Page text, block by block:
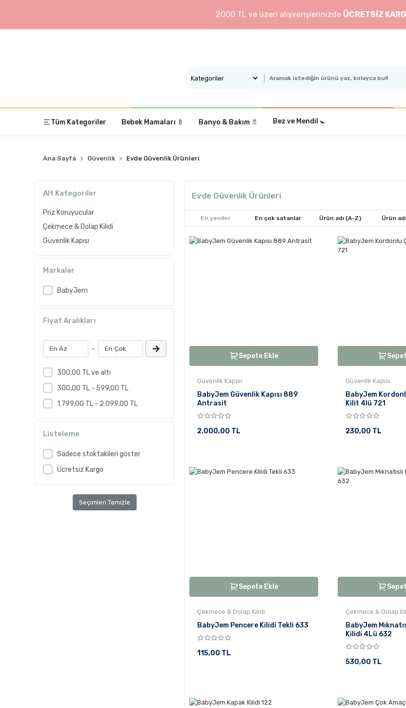
2000 TL ve üzeri alışverişlerinizde ÜCRETSİZ
Tüm Kategoriler Bebek Mamaları 🍼 Banyo & Bakım ️🚿 Bez ve Mendil 🚼
Ana Sayfa Güvenlik Evde Güvenlik Ürünleri
Alt Kategoriler
Priz Koruyucular
Çekmece & Dolap Kilidi
Güvenlik Kapısı
Markalar
BabyJem
Fiyat Aralıkları
-
300,00 TL ve altı
300,00 TL - 599,00 TL
1.799,00 TL - 2.099,00 TL
Listeleme
Sadece stoktakileri göster
Ücretsiz Kargo
Seçimleri Temizle
Evde Güvenlik Ürünleri
En yeniler En çok satanlar Ürün adı (A-Z) Ürün
Sepete Ekle
Güvenlik Kapısı
BabyJem Güvenlik Kapısı 889
Antrasit
2.000,00 TL
Güvenlik Kapısı
BabyJem
Kilit 4lü 721
230,00 TL
Sepete Ekle
Çekmece & Dolap Kilidi
BabyJem Pencere Kilidi Tekli 633
115,00 TL
Çekmece & Dolap
BabyJem
Kilidi 4Lü 632
530,00 TL